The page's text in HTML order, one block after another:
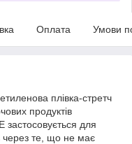
Оплата Умови
плівка-стретч
продуктів
застосовується для
через те, що не має